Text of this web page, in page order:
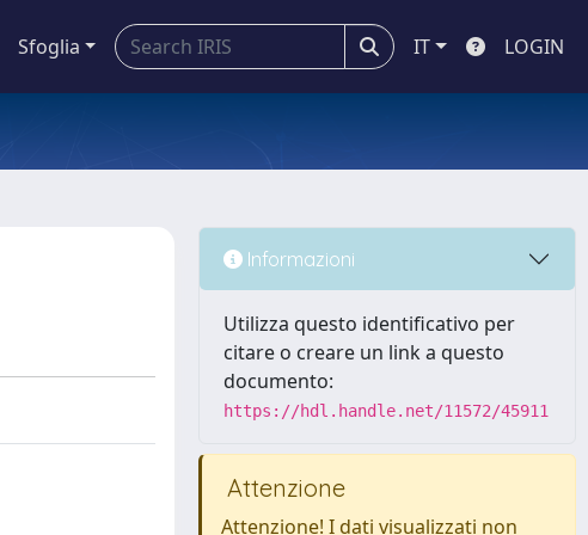
Sfoglia IT LOGIN
Informazioni
Utilizza questo identificativo per
citare o creare un link a questo
documento:
https://hdl.handle.net/11572/45911
Attenzione
Attenzione! I dati visualizzati non